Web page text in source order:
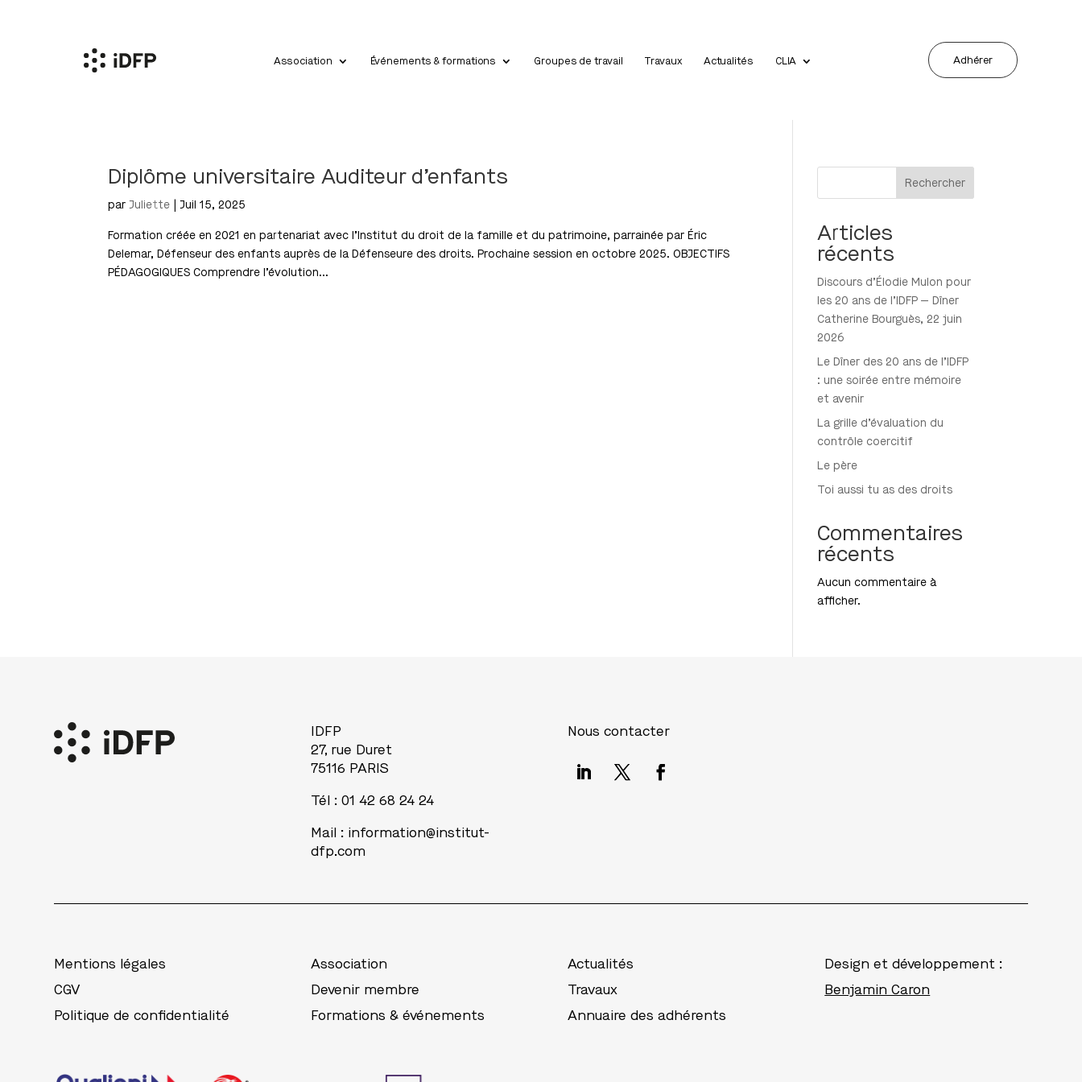
Association Événements & formations Groupes de travail Travaux Actualités CLIA Adhérer
Diplôme universitaire Auditeur d’enfants
parJuliette |Juil 15, 2025
Formation créée en 2021 en partenariat avec l’Institut du droit de la famille et du patrimoine, parrainée par Éric
Delemar, Défenseur des enfants auprès de la Défenseure des droits. Prochaine session en octobre 2025. OBJECTIFS
PÉDAGOGIQUES Comprendre l’évolution...
Rechercher
Articles
récents
Discours d’Élodie Mulon pour
les 20 ans de l’IDFP — Dîner
Catherine Bourguès, 22 juin
2026
Le Dîner des 20 ans de l’IDFP
: une soirée entre mémoire
et avenir
La grille d’évaluation du
contrôle coercitif
Le père
Toi aussi tu as des droits
Commentaires
récents
Aucun commentaire à
afficher.
IDFP
27, rue Duret
75116 PARIS
Tél : 01 42 68 24 24
Mail : information@institut-
dfp.com
Nous contacter
Mentions légales
CGV
Politique de confidentialité
Association
Devenir membre
Formations & événements
Actualités
Travaux
Annuaire des adhérents
Design et développement :
Benjamin Caron